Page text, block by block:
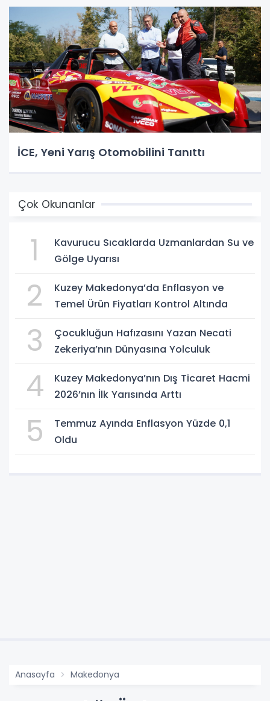
İCE, Yeni Yarış Otomobilini Tanıttı
Çok Okunanlar
1
Kavurucu Sıcaklarda Uzmanlardan Su ve
Gölge Uyarısı
2
Kuzey Makedonya’da Enflasyon ve
Temel Ürün Fiyatları Kontrol Altında
3
Çocukluğun Hafızasını Yazan Necati
Zekeriya’nın Dünyasına Yolculuk
4
Kuzey Makedonya’nın Dış Ticaret Hacmi
2026’nın İlk Yarısında Arttı
5
Temmuz Ayında Enflasyon Yüzde 0,1
Oldu
Anasayfa Makedonya